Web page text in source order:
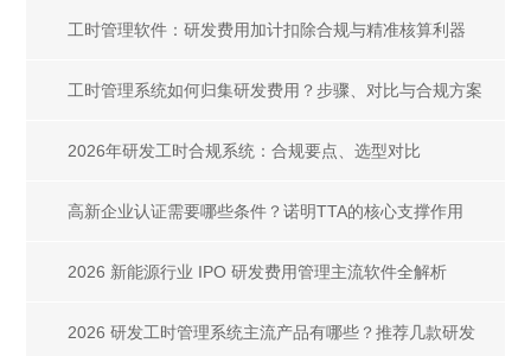
工时管理软件：研发费用加计扣除合规与精准核算利器
工时管理系统如何归集研发费用？步骤、对比与合规方案
2026年研发工时合规系统：合规要点、选型对比
高新企业认证需要哪些条件？诺明TTA的核心支撑作用
2026 新能源行业 IPO 研发费用管理主流软件全解析
2026 研发工时管理系统主流产品有哪些？推荐几款研发